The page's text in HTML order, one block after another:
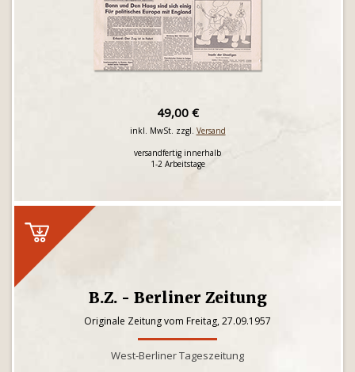
49,00 €
inkl. MwSt. zzgl. Versand
versandfertig innerhalb
1-2 Arbeitstage
B.Z. - Berliner Zeitung
Originale Zeitung vom Freitag, 27.09.1957
West-Berliner Tageszeitung